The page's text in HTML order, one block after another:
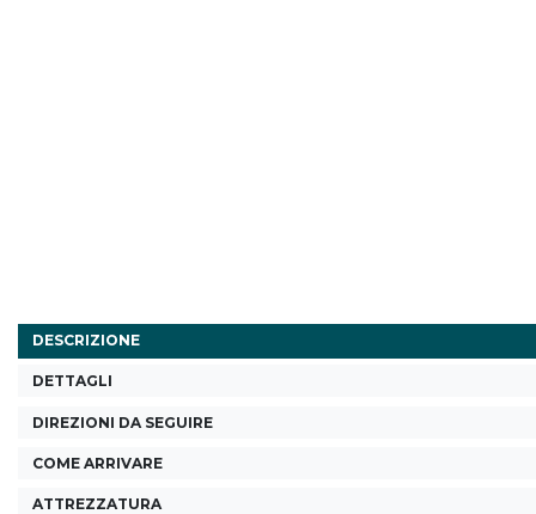
DESCRIZIONE
DETTAGLI
DIREZIONI DA SEGUIRE
COME ARRIVARE
ATTREZZATURA